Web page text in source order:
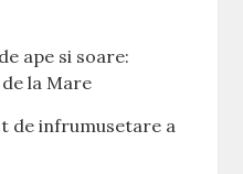
ape si soare:
la Mare
de infrumusetare a